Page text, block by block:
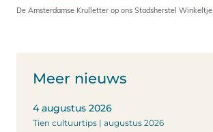
De Amsterdamse Krulletter op ons Stadsherstel Winkeltje.
Meer nieuws
4 augustus 2026
Tien cultuurtips | augustus 2026